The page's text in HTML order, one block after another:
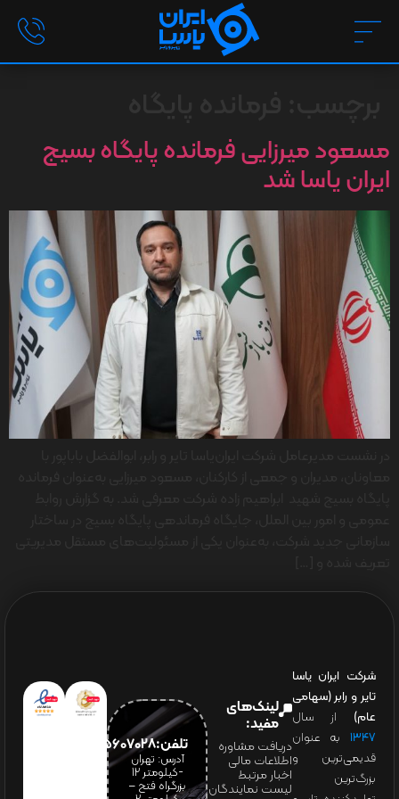
مسعود میرزایی فرمانده پایگاه بسیج
ایران یاسا شد
شرکت ایران یاسا
تایر و رابر (سهامی
عام) از سال
۱۳۴۷ به عنوان
قدیمی‌ترین و
بزرگ‌ترین
لینک‌های
مفید:
دریافت مشاوره
اطلاعات مالی
اخبار مرتبط
لیست نمایندگان
تلفن:65607028(021)
آدرس: تهران
-کیلومتر 12
بزرگراه فتح –